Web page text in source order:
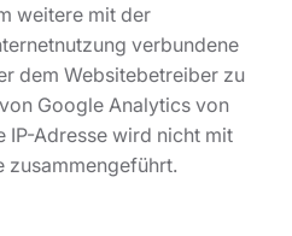
weitere mit der
verbundene
dem Websitebetreiber zu
Google Analytics von
IP-Adresse wird nicht mit
zusammengeführt.